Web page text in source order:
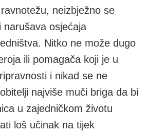
neizbježno se
narušava osjećaja
Nitko ne može dugo
ili pomagača koji je u
i nikad se ne
najviše muči briga da bi
u zajedničkom životu
loš učinak na tijek